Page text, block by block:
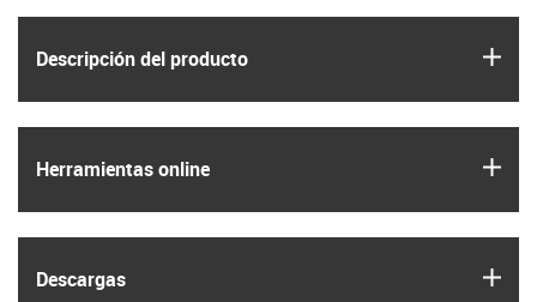
Descripción del producto
Herramientas online
Descargas